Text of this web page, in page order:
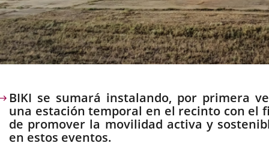
BIKI se sumará instalando, por primera
una estación temporal en el recinto con el
de promover la movilidad activa y
en estos eventos.